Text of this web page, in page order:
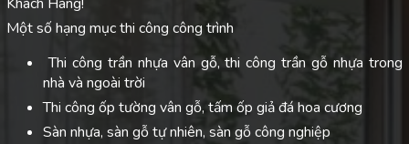
Khách Hàng!
Một số hạng mục thi công công trình
Thi công trần nhựa vân gỗ, thi công trần gỗ nhựa trong
nhà và ngoài trời
Thi công ốp tường vân gỗ, tấm ốp giả đá hoa cương
Sàn nhựa, sàn gỗ tự nhiên, sàn gỗ công nghiệp